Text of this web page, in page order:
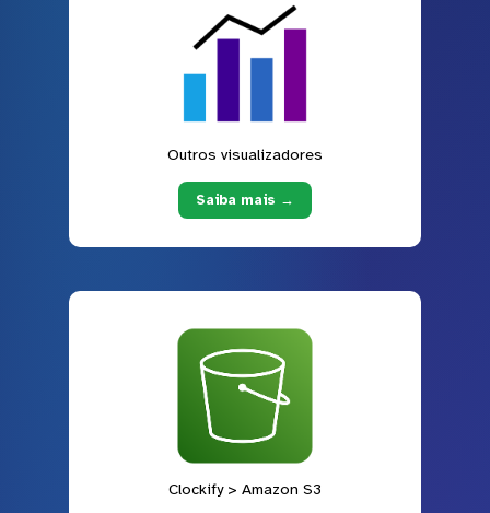
Outros visualizadores
Saiba mais →
Clockify > Amazon S3